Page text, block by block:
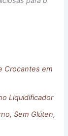
Crocantes em
Liquidificador
Sem Glúten,